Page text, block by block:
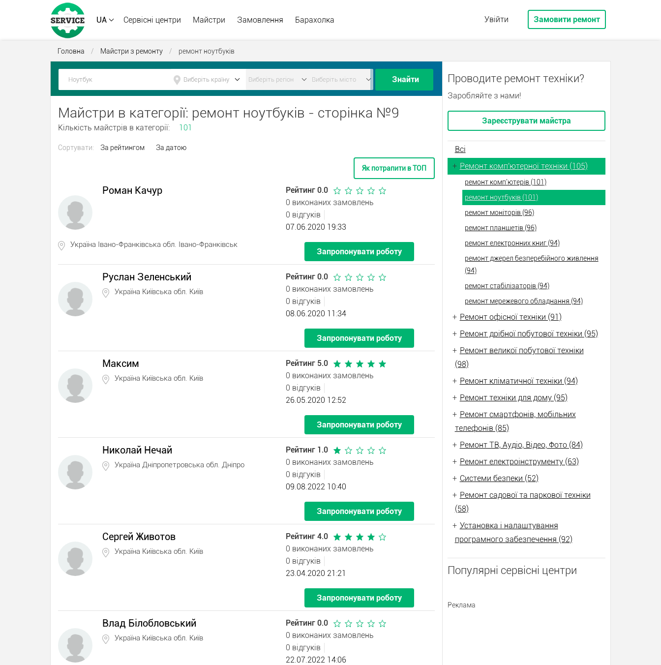
UA Сервісні центри Майстри Замовлення Барахолка Увійти Замовити ремонт
Головна / Майстри з ремонту / ремонт ноутбуків
Знайти
Майстри в категорії: ремонт ноутбуків - сторінка №9
Кількість майстрів в категорії: 101
Сортувати: За рейтингом За датою
Як потрапити в ТОП
Роман Качур
Україна Івано-Франківська обл. Івано-Франківськ
Рейтинг 0.0
0 виконаних замовлень
0 відгуків
07.06.2020 19:33
Запропонувати роботу
Руслан Зеленський
Україна Київська обл. Київ
Рейтинг 0.0
0 виконаних замовлень
0 відгуків
08.06.2020 11:34
Запропонувати роботу
Максим
Україна Київська обл. Київ
Рейтинг 5.0
0 виконаних замовлень
0 відгуків
26.05.2020 12:52
Запропонувати роботу
Николай Нечай
Україна Дніпропетровська обл. Дніпро
Рейтинг 1.0
0 виконаних замовлень
0 відгуків
09.08.2022 10:40
Запропонувати роботу
Сергей Животов
Україна Київська обл. Київ
Рейтинг 4.0
0 виконаних замовлень
0 відгуків
23.04.2020 21:21
Запропонувати роботу
Влад Білобловський
Україна Київська обл. Київ
Рейтинг 0.0
0 виконаних замовлень
0 відгуків
22.07.2022 14:06
Проводите ремонт техніки?
Заробляйте з нами!
Зареєструвати майстра
Всі
+ Ремонт комп'ютерної техніки (105)
ремонт комп'ютерів (101)
ремонт ноутбуків (101)
ремонт моніторів (96)
ремонт планшетів (96)
ремонт електронних книг (94)
ремонт джерел безперебійного живлення
(94)
ремонт стабілізаторів (94)
ремонт мережевого обладнання (94)
+ Ремонт офісної техніки (91)
+ Ремонт дрібної побутової техніки (95)
+ Ремонт великої побутової техніки
(98)
+ Ремонт кліматичної техніки (94)
+ Ремонт техніки для дому (95)
+ Ремонт смартфонів, мобільних
телефонів (85)
+ Ремонт ТВ, Аудіо, Відео, Фото (84)
+ Ремонт електроінструменту (63)
+ Системи безпеки (52)
+ Ремонт садової та паркової техніки
(58)
+ Установка і налаштування
програмного забезпечення (92)
Популярні сервісні центри
Реклама